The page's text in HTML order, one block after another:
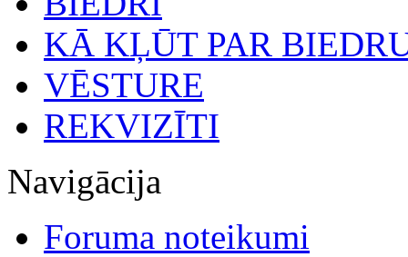
KĀ KĻŪT PAR
VĒSTURE
REKVIZĪTI
Navigācija
Foruma noteikumi